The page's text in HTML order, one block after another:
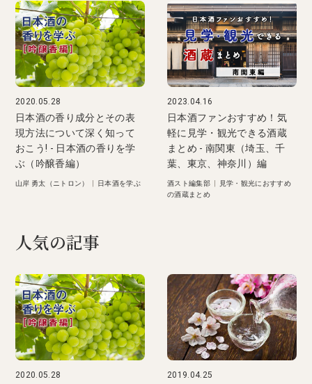
2020.05.28
日本酒の香り成分とその表
現方法について深く知って
おこう! - 日本酒の香りを学
ぶ（吟醸香編）
山岸 勇太（ニトロン） 日本酒を学ぶ
2023.04.16
日本酒ファンおすすめ！気
軽に見学・観光できる酒蔵
まとめ - 南関東（埼玉、千
葉、東京、神奈川）編
酒スト編集部
見学・観光におすすめ
の酒蔵まとめ
人気の記事
2020.05.28 2019.04.25